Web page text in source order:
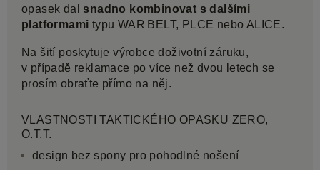
opasek dalsnadno kombinovat s dalšími
platformami typu WAR BELT, PLCE nebo ALICE.
Na šití poskytuje výrobce doživotní záruku,
v případě reklamace po více než dvou letech se
prosím obraťte přímo na něj.
VLASTNOSTI TAKTICKÉHO OPASKU ZERO,
O.T.T.
design bez spony pro pohodlné nošení